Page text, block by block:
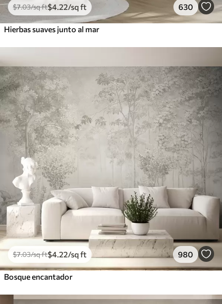
$7.03/sq ft$4 .22/sq ft 630
Hierbas suaves junto al mar
$7.03/sq ft$4 .22/sq ft 980
Bosque encantador